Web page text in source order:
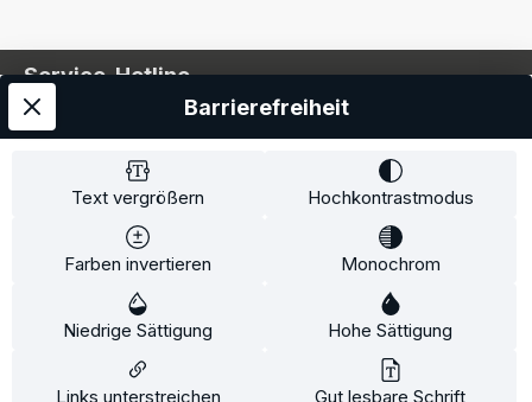
Service-Hotline
Service
Information
* Alle Preise inkl. gesetzl. Mehrwertsteuer zzgl.
und ggf. Nachnahmegebühren, wenn
Text vergrößern Hochkontrastmodus
Farben invertieren Monochrom
Niedrige Sättigung Hohe Sättigung
Links unterstreichen Gut lesbare Schrift
Barrierefreiheit